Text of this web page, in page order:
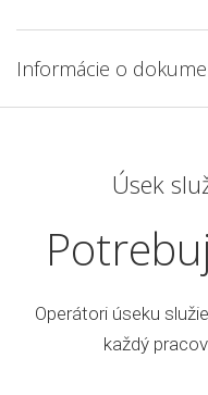
Informácie o
Úsek
Operátori úseku
každý